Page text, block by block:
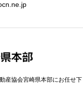
産協会宮崎県本部にお任せ下